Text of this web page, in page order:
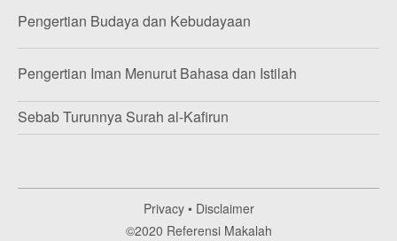
Pengertian Budaya dan Kebudayaan
Pengertian Iman Menurut Bahasa dan Istilah
Sebab Turunnya Surah al-Kafirun
Privacy• Disclaimer
©2020 Referensi Makalah